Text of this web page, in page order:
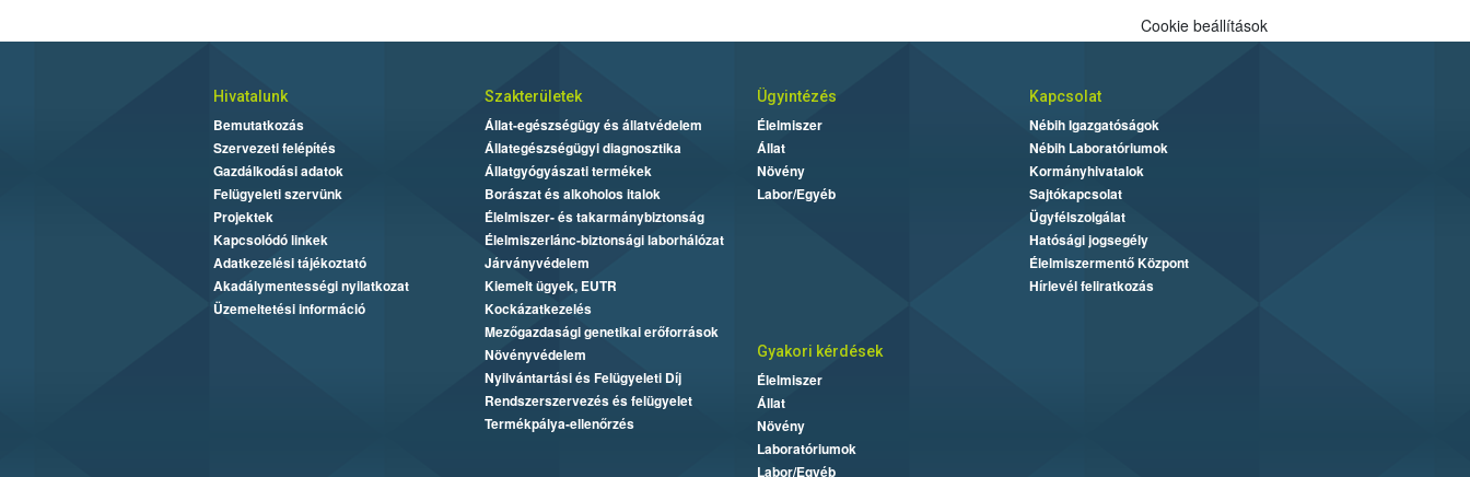
Cookie beállítások
Hivatalunk
Bemutatkozás
Szervezeti felépítés
Gazdálkodási adatok
Felügyeleti szervünk
Projektek
Kapcsolódó linkek
Adatkezelési tájékoztató
Akadálymentességi nyilatkozat
Üzemeltetési információ
Szakterületek
Állat-egészségügy és állatvédelem
Állategészségügyi diagnosztika
Állatgyógyászati termékek
Borászat és alkoholos italok
Élelmiszer- és takarmánybiztonság
Élelmiszerlánc-biztonsági laborhálózat
Járványvédelem
Kiemelt ügyek, EUTR
Kockázatkezelés
Mezőgazdasági genetikai erőforrások
Növényvédelem
Nyilvántartási és Felügyeleti Díj
Rendszerszervezés és felügyelet
Termékpálya-ellenőrzés
Ügyintézés
Élelmiszer
Állat
Növény
Labor/Egyéb
Kapcsolat
Nébih Igazgatóságok
Nébih Laboratóriumok
Kormányhivatalok
Sajtókapcsolat
Ügyfélszolgálat
Hatósági jogsegély
Élelmiszermentő Központ
Hírlevél feliratkozás
Gyakori kérdések
Élelmiszer
Állat
Növény
Laboratóriumok
Labor/Egyéb